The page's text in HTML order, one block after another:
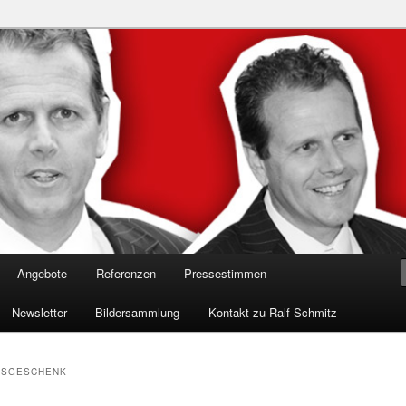
für Hackervorträge &
in die Welt der Cybersicherheit mit Ralf Schmitz. Erleben Sie Live-
& schützen Sie sich effektiv.
Angebote Referenzen Pressestimmen
Newsletter Bildersammlung Kontakt zu Ralf Schmitz